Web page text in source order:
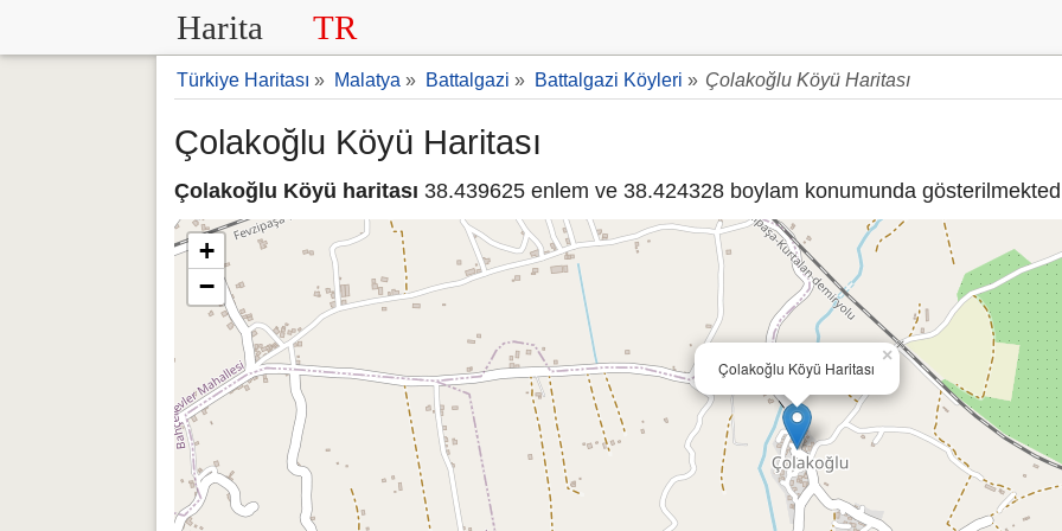
Harita TR
Türkiye Haritası » Malatya » Battalgazi » Battalgazi Köyleri » Çolakoğlu Köyü Haritası
Çolakoğlu Köyü Haritası
Çolakoğlu Köyü haritası 38.439625 enlem ve 38.424328 boylam konumunda
Çolakoğlu Köyü Haritası
×
+
−